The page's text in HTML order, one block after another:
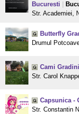
Bucuresti
Str. Academiei,
Butterfly
Drumul
Cami
Str. Carol
Capsunica -
Str. Constantin